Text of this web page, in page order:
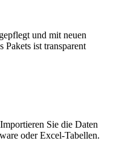
und mit neuen
Pakets ist transparent
Sie die Daten
oder Excel-Tabellen.